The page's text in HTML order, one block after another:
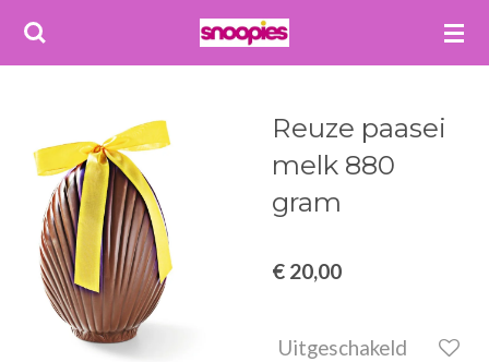
Ga
hoofdinhoud
Reuze paasei
melk 880
gram
€ 20,00
Uitgeschakeld